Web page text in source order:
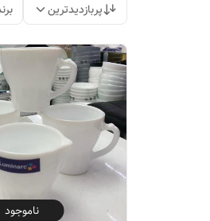
پربازدیدترین
ناموجود